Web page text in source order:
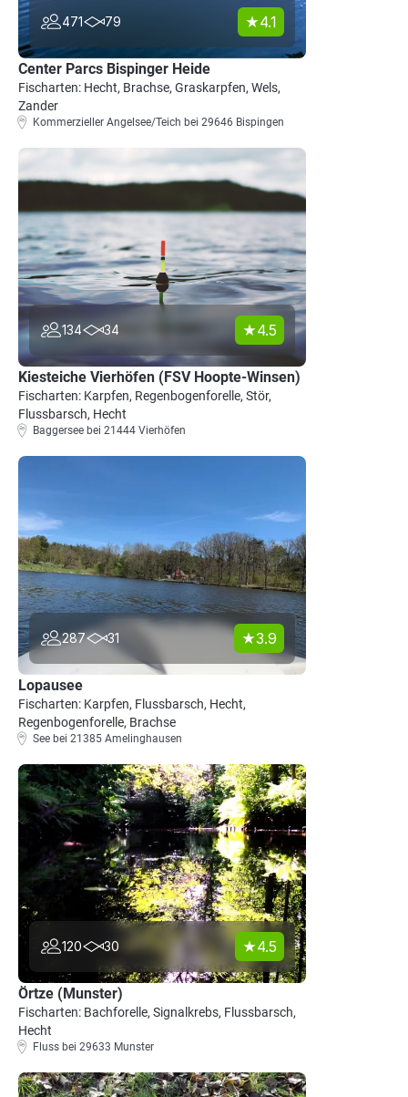
471 79 4.1
Center Parcs Bispinger Heide
Fischarten: Hecht, Brachse, Graskarpfen, Wels,
Zander
Kommerzieller Angelsee/Teich bei 29646 Bispingen
134 34 4.5
Kiesteiche Vierhöfen (FSV Hoopte-Winsen)
Fischarten: Karpfen, Regenbogenforelle, Stör,
Flussbarsch, Hecht
Baggersee bei 21444 Vierhöfen
287 31 3.9
Lopausee
Fischarten: Karpfen, Flussbarsch, Hecht,
Regenbogenforelle, Brachse
See bei 21385 Amelinghausen
120 30 4.5
Örtze (Munster)
Fischarten: Bachforelle, Signalkrebs, Flussbarsch,
Hecht
Fluss bei 29633 Munster